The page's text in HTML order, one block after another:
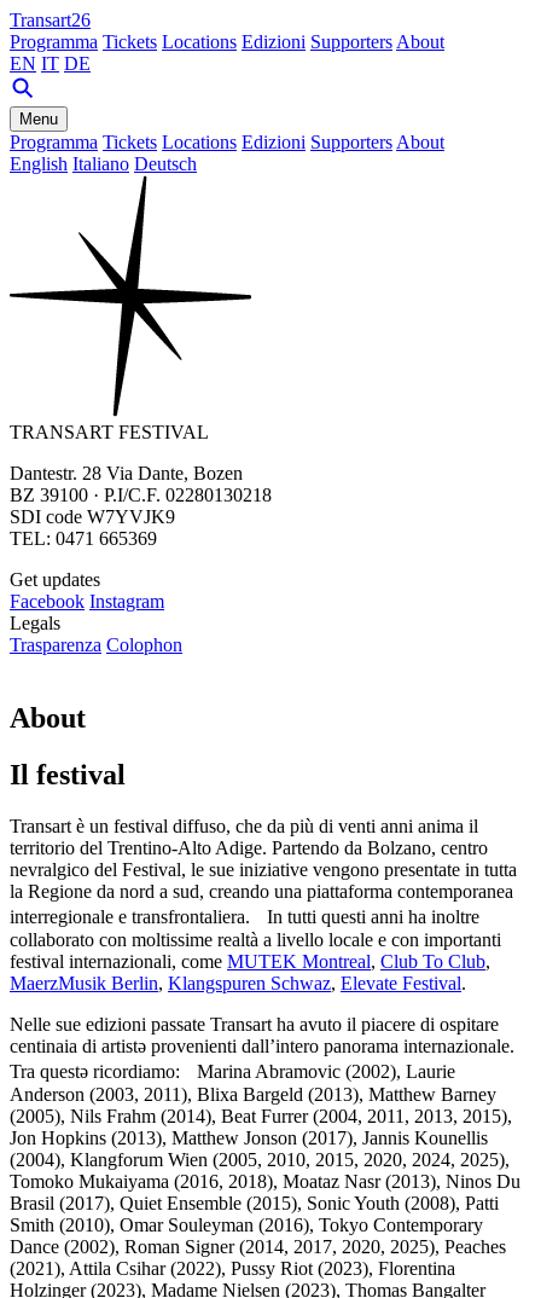
Transart26
Programma Tickets Locations Edizioni Supporters About
EN IT DE
Menu
Programma Tickets Locations Edizioni Supporters About
English Italiano Deutsch
TRANSART FESTIVAL
Dantestr. 28 Via Dante, Bozen
BZ 39100 · P.I/C.F. 02280130218
SDI code W7YVJK9
TEL: 0471 665369
Get updates
Facebook Instagram
Legals
Trasparenza Colophon
About
Il festival
Transart è un festival diffuso, che da più di venti anni anima il
territorio del Trentino-Alto Adige. Partendo da Bolzano, centro
nevralgico del Festival, le sue iniziative vengono presentate in tutta
la Regione da nord a sud, creando una piattaforma contemporanea
interregionale e transfrontaliera. In tutti questi anni ha inoltre
collaborato con moltissime realtà a livello locale e con importanti
festival internazionali, come MUTEK Montreal, Club To Club,
MaerzMusik Berlin, Klangspuren Schwaz, Elevate Festival.
Nelle sue edizioni passate Transart ha avuto il piacere di ospitare
centinaia di artistə provenienti dall’intero panorama internazionale.
Tra questə ricordiamo: Marina Abramovic (2002), Laurie
Anderson (2003, 2011), Blixa Bargeld (2013), Matthew Barney
(2005), Nils Frahm (2014), Beat Furrer (2004, 2011, 2013, 2015),
Jon Hopkins (2013), Matthew Jonson (2017), Jannis Kounellis
(2004), Klangforum Wien (2005, 2010, 2015, 2020, 2024, 2025),
Tomoko Mukaiyama (2016, 2018), Moataz Nasr (2013), Ninos Du
Brasil (2017), Quiet Ensemble (2015), Sonic Youth (2008), Patti
Smith (2010), Omar Souleyman (2016), Tokyo Contemporary
Dance (2002), Roman Signer (2014, 2017, 2020, 2025), Peaches
(2021), Attila Csihar (2022), Pussy Riot (2023), Florentina
Holzinger (2023), Madame Nielsen (2023), Thomas Bangalter